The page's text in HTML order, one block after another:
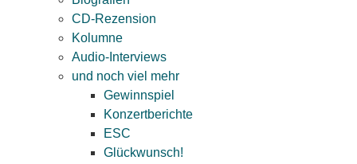
CD-Rezension
Kolumne
Audio-Interviews
und noch viel mehr
Gewinnspiel
Konzertberichte
ESC
Glückwunsch!